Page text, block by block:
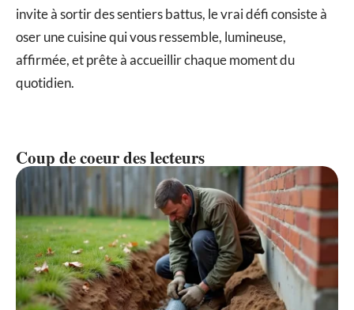
invite à sortir des sentiers battus, le vrai défi consiste à
oser une cuisine qui vous ressemble, lumineuse,
affirmée, et prête à accueillir chaque moment du
quotidien.
Coup de coeur des lecteurs